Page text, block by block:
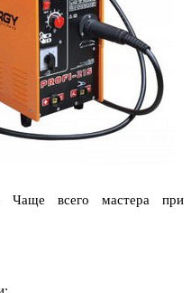
Чаще всего мастера при